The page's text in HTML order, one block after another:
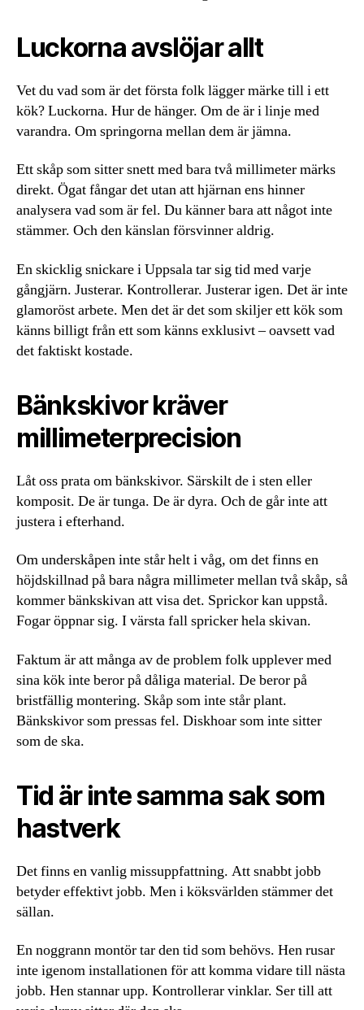
Luckorna avslöjar allt
Vet du vad som är det första folk lägger märke till i ett
kök? Luckorna. Hur de hänger. Om de är i linje med
varandra. Om springorna mellan dem är jämna.
Ett skåp som sitter snett med bara två millimeter märks
direkt. Ögat fångar det utan att hjärnan ens hinner
analysera vad som är fel. Du känner bara att något inte
stämmer. Och den känslan försvinner aldrig.
En skicklig snickare i Uppsala tar sig tid med varje
gångjärn. Justerar. Kontrollerar. Justerar igen. Det är inte
glamoröst arbete. Men det är det som skiljer ett kök som
känns billigt från ett som känns exklusivt – oavsett vad
det faktiskt kostade.
Bänkskivor kräver
millimeterprecision
Låt oss prata om bänkskivor. Särskilt de i sten eller
komposit. De är tunga. De är dyra. Och de går inte att
justera i efterhand.
Om underskåpen inte står helt i våg, om det finns en
höjdskillnad på bara några millimeter mellan två skåp, så
kommer bänkskivan att visa det. Sprickor kan uppstå.
Fogar öppnar sig. I värsta fall spricker hela skivan.
Faktum är att många av de problem folk upplever med
sina kök inte beror på dåliga material. De beror på
bristfällig montering. Skåp som inte står plant.
Bänkskivor som pressas fel. Diskhoar som inte sitter
som de ska.
Tid är inte samma sak som
hastverk
Det finns en vanlig missuppfattning. Att snabbt jobb
betyder effektivt jobb. Men i köksvärlden stämmer det
sällan.
En noggrann montör tar den tid som behövs. Hen rusar
inte igenom installationen för att komma vidare till nästa
jobb. Hen stannar upp. Kontrollerar vinklar. Ser till att